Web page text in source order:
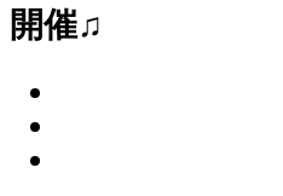
開催♫